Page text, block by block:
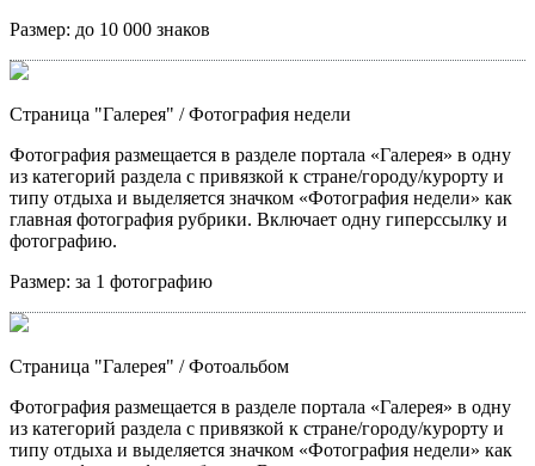
Размер: до 10 000 знаков
Страница "Галерея" / Фотография недели
Фотография размещается в разделе портала «Галерея» в одну
из категорий раздела с привязкой к стране/городу/курорту и
типу отдыха и выделяется значком «Фотография недели» как
главная фотография рубрики. Включает одну гиперссылку и
фотографию.
Размер: за 1 фотографию
Страница "Галерея" / Фотоальбом
Фотография размещается в разделе портала «Галерея» в одну
из категорий раздела с привязкой к стране/городу/курорту и
типу отдыха и выделяется значком «Фотография недели» как